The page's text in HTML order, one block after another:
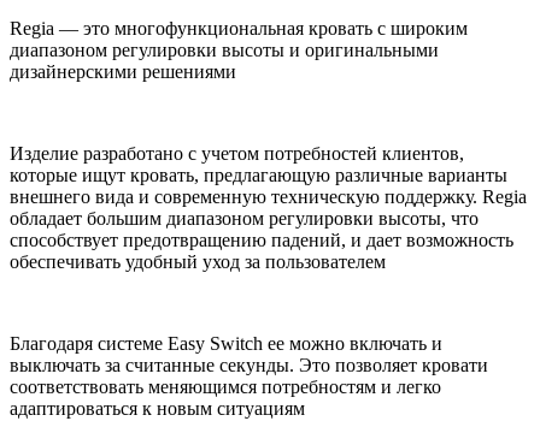
Regia — это многофункциональная кровать с широким
диапазоном регулировки высоты и оригинальными
дизайнерскими решениями
Изделие разработано с учетом потребностей клиентов,
которые ищут кровать, предлагающую различные варианты
внешнего вида и современную техническую поддержку. Regia
обладает большим диапазоном регулировки высоты, что
способствует предотвращению падений, и дает возможность
обеспечивать удобный уход за пользователем
Благодаря системе Easy Switch ее можно включать и
выключать за считанные секунды. Это позволяет кровати
соответствовать меняющимся потребностям и легко
адаптироваться к новым ситуациям